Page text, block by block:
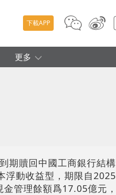
下載APP
更多
期贖回中國工商銀行結構
浮動收益型，期限自2025
管理餘額爲17.05億元，